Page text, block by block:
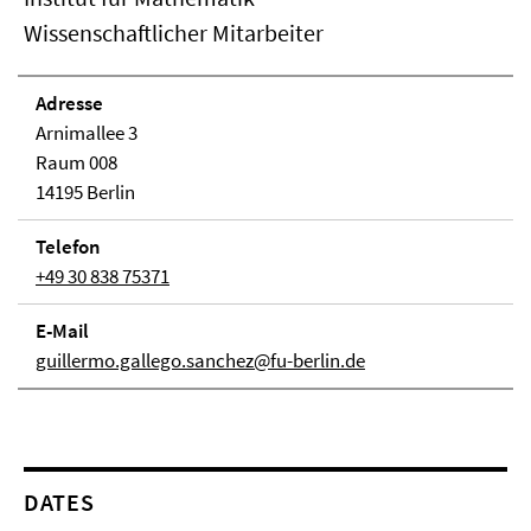
Wissenschaftlicher Mitarbeiter
Adresse
Arnimallee 3
Raum 008
14195 Berlin
Telefon
+49 30 838 75371
E-Mail
guillermo.gallego.sanchez@fu-berlin.de
DATES